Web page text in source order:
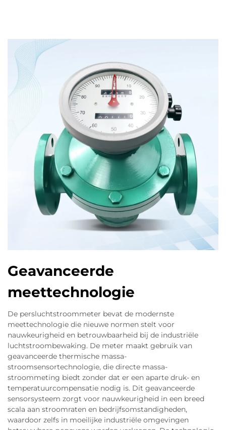
Geavanceerde
meettechnologie
De persluchtstroommeter bevat de modernste
meettechnologie die nieuwe normen stelt voor
nauwkeurigheid en betrouwbaarheid bij de industriële
luchtstroombewaking. De meter maakt gebruik van
geavanceerde thermische massa-
stroomsensortechnologie, die directe massa-
stroommeting biedt zonder dat er een aparte druk- en
temperatuurcompensatie nodig is. Dit geavanceerde
sensorsysteem zorgt voor nauwkeurigheid in een breed
scala aan stroomraten en bedrijfsomstandigheden,
waardoor zelfs in moeilijke industriële omgevingen